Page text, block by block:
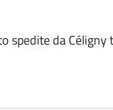
spedite da